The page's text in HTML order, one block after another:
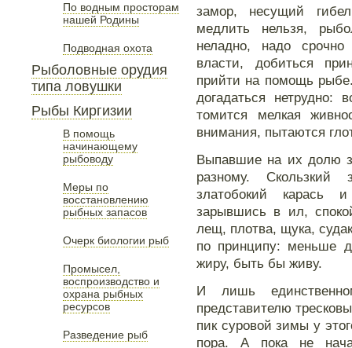
По водным просторам
нашей Родины
Подводная охота
Рыболовные орудия
типа ловушки
Рыбы Киргизии
В помощь
начинающему
рыбоводу
Меры по
восстановлению
рыбных запасов
Очерк биологии рыб
Промысел,
воспроизводство и
охрана рыбных
ресурсов
Разведение рыб
замор, несущий
медлить нельзя,
неладно, надо срочно
власти, добиться
прийти на помощь
догадаться нетрудно:
томится мелкая
внимания, пытаются
Выпавшие на их долю
разному. Скользкий
златобокий карась
зарывшись в ил,
лещ, плотва, щука,
по принципу: меньше
жиру, быть бы живу.
И лишь
представителю
пик суровой зимы у
пора. А пока не